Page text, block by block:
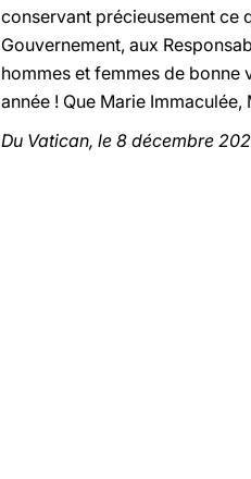
conservant précieusement ce
Gouvernement, aux
hommes et femmes de bonne
année ! Que Marie
Du Vatican, le 8 décembre